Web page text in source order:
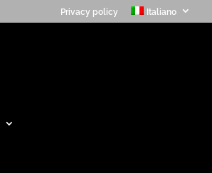
Privacy policy Italiano